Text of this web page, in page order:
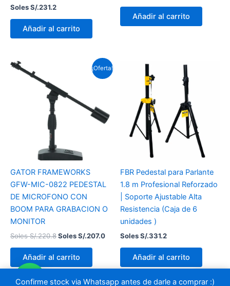
Confirme stock via Whatsapp antes de darle a comprar :)
Soles S/.231.2
Añadir al carrito
Añadir al carrito
¡Oferta!
GATOR FRAMEWORKS
GFW-MIC-0822 PEDESTAL
DE MICROFONO CON
BOOM PARA GRABACION O
MONITOR
Soles S/.220.8
era:
Soles
S/.220.8.
Soles S/.207.0
El
precio
Añadir al carrito
FBR Pedestal para Parlante
1.8 m Profesional Reforzado
| Soporte Ajustable Alta
Resistencia (Caja de 6
unidades )
Soles S/.331.2
Añadir al carrito